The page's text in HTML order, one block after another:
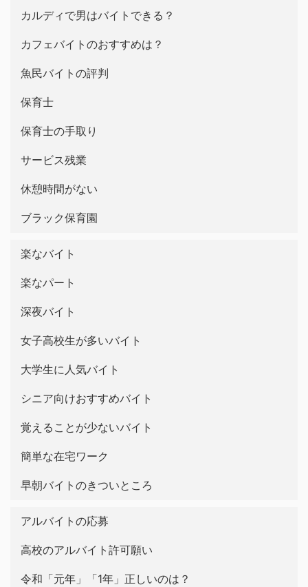
カルディで男はバイトできる？
カフェバイトのおすすめは？
魚民バイトの評判
保育士
保育士の手取り
サービス残業
休憩時間がない
ブラック保育園
楽なバイト
楽なパート
深夜バイト
女子高校生が多いバイト
大学生に人気バイト
シニア向けおすすめバイト
覚えることが少ないバイト
簡単な在宅ワーク
早朝バイトのきついところ
アルバイトの応募
高校のアルバイト許可願い
令和「元年」「1年」正しいのは？